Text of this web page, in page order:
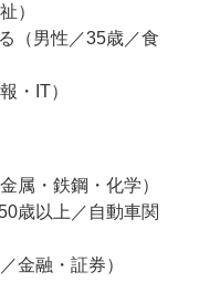
）
（男性／35歳／食
・IT）
属・鉄鋼・化学）
歳以上／自動車関
金融・証券）